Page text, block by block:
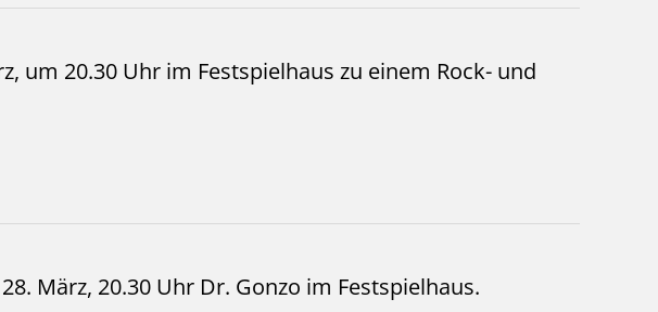
um 20.30 Uhr im Festspielhaus zu einem Rock- und
März, 20.30 Uhr Dr. Gonzo im Festspielhaus.